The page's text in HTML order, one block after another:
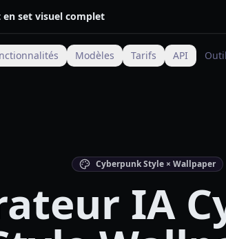
set visuel complet
Modèles Tarifs API
Cyberpunk Style × Wallpaper
IA